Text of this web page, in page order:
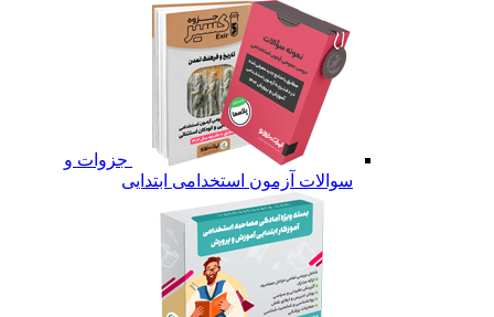
جزوات و
سوالات آزمون استخدامی ابتدایی